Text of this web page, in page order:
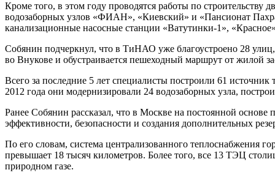
Кроме того, в этом году проводятся работы по строительству
водозаборных узлов «ФИАН», «Киевский» и «Пансионат
канализационные насосные станции «Ватутинки-1»,
Собянин подчеркнул, что в ТиНАО уже благоустроено 28
во Внукове и обустраивается пешеходный маршрут от жилой
Всего за последние 5 лет специалисты построили 61
2012 года они модернизировали 24 водозаборных узла,
Ранее Собянин рассказал, что в Москве на постоянной
эффективности, безопасности и создания дополнительных
По его словам, система централизованного теплоснабжения
превышает 18 тысяч километров. Более того, все 13 ТЭЦ
природном газе.